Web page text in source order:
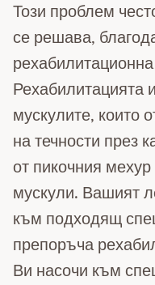
Този проблем
се решава,
Рехабилитацията
мускулите, които
на течности през
от пикочния
мускули. Вашият
към подходящ
препоръча
Ви насочи към